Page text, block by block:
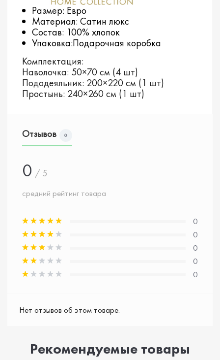
Размер: Евро
Материал: Сатин люкс
Состав: 100% хлопок
Упаковка:Подарочная коробка
Комплектация:
Наволочка: 50×70 см (4 шт)
Пододеяльник: 200×220 см (1 шт)
Простынь: 240×260 см (1 шт)
Отзывов 0
0 / 5
средний рейтинг товара
0
0
0
0
0
Нет отзывов об этом товаре.
Рекомендуемые товары